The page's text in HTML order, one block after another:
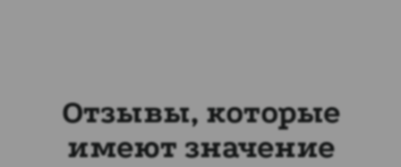
Отзывы, которые
имеют значение